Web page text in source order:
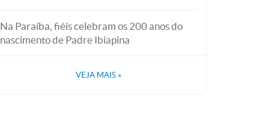
Na Paraíba, fiéis celebram os 200 anos do
nascimento de Padre Ibiapina
VEJA MAIS »